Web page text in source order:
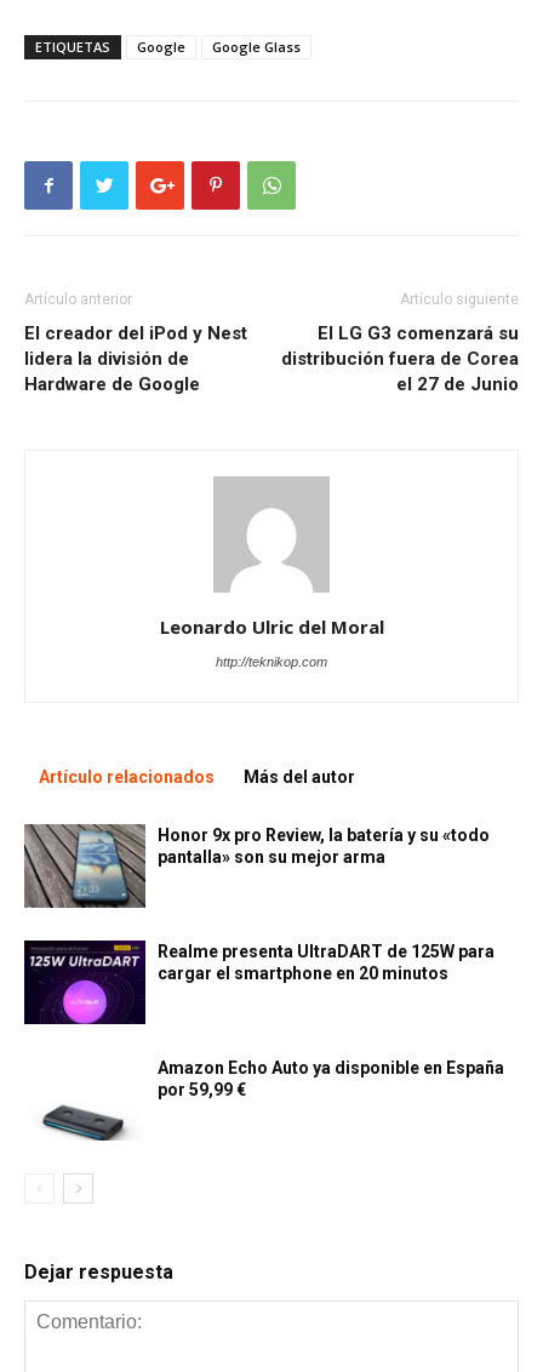
ETIQUETAS Google Google Glass
Artículo anterior
El creador del iPod y Nest
lidera la división de
Hardware de Google
Artículo siguiente
El LG G3 comenzará su
distribución fuera de Corea
el 27 de Junio
Leonardo Ulric del Moral
http://teknikop.com
Artículo relacionados Más del autor
Honor 9x pro Review, la batería y su «todo
pantalla» son su mejor arma
Realme presenta UltraDART de 125W para
cargar el smartphone en 20 minutos
Amazon Echo Auto ya disponible en España
por 59,99 €
Dejar respuesta